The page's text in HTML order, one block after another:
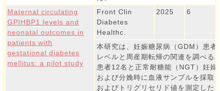
Maternal circulating
GPIHBP1 levels and
neonatal outcomes in
patients with
gestational diabetes
mellitus: a pilot study
Front Clin
Diabetes
Healthc.
2025 6
本研究は、妊娠糖尿病（GDM）患
レベルと周産期転帰の関連を調べる
患者12名と正常耐糖能（NGT）妊
および分娩時に血液サンプルを採取
およびトリグリセリド値を測定した